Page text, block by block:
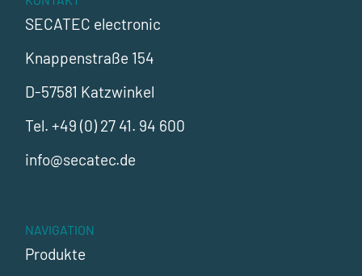
SECATEC electronic
Knappenstraße 154
D-57581 Katzwinkel
Tel. +49 (0) 27 41. 94 600
info@secatec.de
NAVIGATION
Produkte